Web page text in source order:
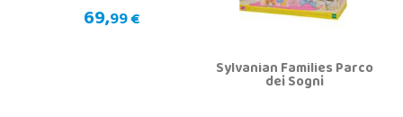
69,99 €
Sylvanian Families Parco
dei Sogni